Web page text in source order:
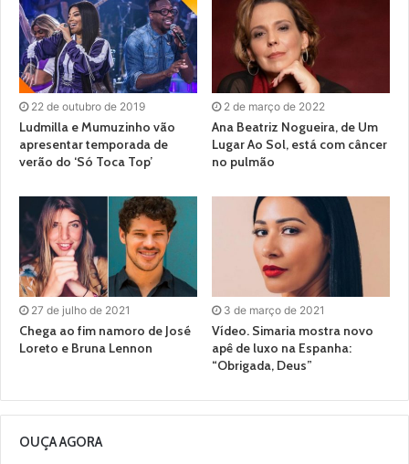
22 de outubro de 2019
Ludmilla e Mumuzinho vão
apresentar temporada de
verão do ‘Só Toca Top’
2 de março de 2022
Ana Beatriz Nogueira, de Um
Lugar Ao Sol, está com câncer
no pulmão
27 de julho de 2021
Chega ao fim namoro de José
Loreto e Bruna Lennon
3 de março de 2021
Vídeo. Simaria mostra novo
apê de luxo na Espanha:
“Obrigada, Deus”
OUÇA AGORA